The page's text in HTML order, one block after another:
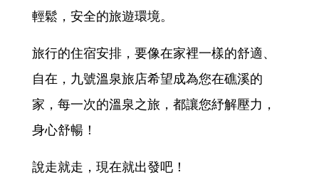
輕鬆，安全的旅遊環境。
旅行的住宿安排，要像在家裡一樣的舒適、
自在，九號溫泉旅店希望成為您在礁溪的
家，每一次的溫泉之旅，都讓您紓解壓力，
身心舒暢！
說走就走，現在就出發吧！